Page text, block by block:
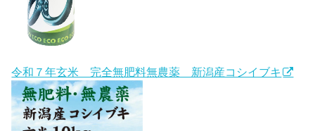
令和７年玄米 完全無肥料無農薬 新潟産コシイブキ